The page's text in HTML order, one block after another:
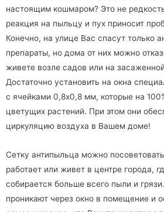
настоящим кошмаром? Это не
реакция на пыльцу и пух приносит
Конечно, на улице Вас спасут только
препараты, но дома от них можно
живете возле садов или на
Достаточно установить на окна
с ячейками 0,8х0,8 мм, которые на
цветущих растений. При этом они
циркуляцию воздуха в Вашем доме!
Сетку антипыльца можно
работает или живет в центре города,
собирается больше всего пыли и
проникают через окно в помещение и